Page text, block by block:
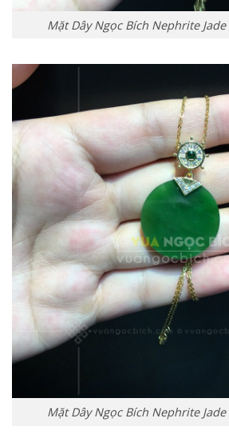
Mặt Dây Ngọc Bích Nephrite Jade
Mặt Dây Ngọc Bích Nephrite Jade